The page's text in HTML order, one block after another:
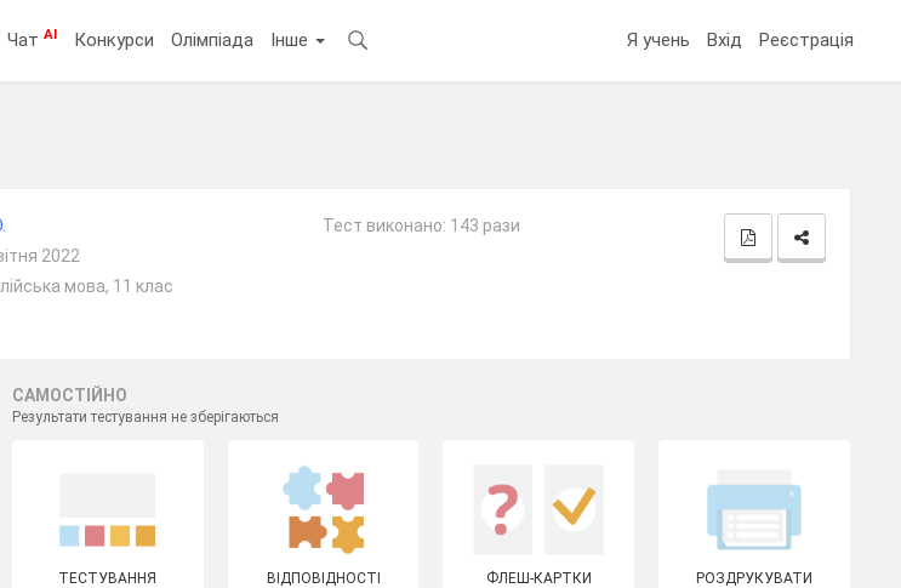
ЧатAI Конкурси Олімпіада Інше Я учень Вхід Реєстрація
2022
мова, 11 клас
Тест виконано: 143 рази
САМОСТІЙНО
Результати тестування не зберігаються
ТЕСТУВАННЯ ВІДПОВІДНОСТІ ФЛЕШ-КАРТКИ РОЗДРУКУВАТИ